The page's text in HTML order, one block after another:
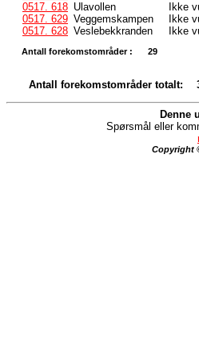
0517. 618 Ulavollen Ikke
0517. 629 Veggemskampen Ikke
0517. 628 Veslebekkranden Ikke
Antall forekomstområder : 29
Antall forekomstområder totalt:
Denne
Spørsmål eller
Copyright